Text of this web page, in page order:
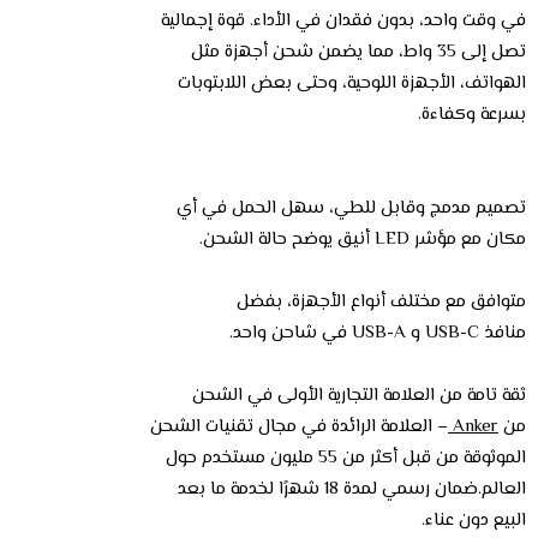
في وقت واحد، بدون فقدان في الأداء. قوة إجمالية
تصل إلى 35 واط، مما يضمن شحن أجهزة مثل
الهواتف، الأجهزة اللوحية، وحتى بعض اللابتوبات
بسرعة وكفاءة.
تصميم مدمج وقابل للطي، سهل الحمل في أي
مكان مع مؤشر LED أنيق يوضح حالة الشحن.
متوافق مع مختلف أنواع الأجهزة، بفضل
منافذ USB-C و USB-A في شاحن واحد.
ثقة تامة من العلامة التجارية الأولى في الشحن
منAnker – العلامة الرائدة في مجال تقنيات الشحن
الموثوقة من قبل أكثر من 55 مليون مستخدم حول
العالم.ضمان رسمي لمدة 18 شهرًا لخدمة ما بعد
البيع دون عناء.